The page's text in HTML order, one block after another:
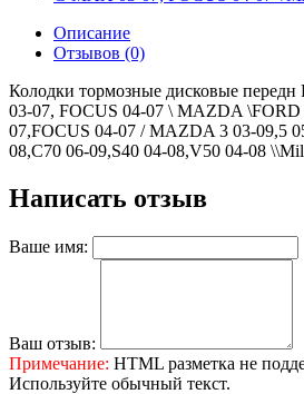
Описание
Отзывов (0)
Колодки тормозные дисковые
03-07, FOCUS 04-07 \ MAZDA
07,FOCUS 04-07 / MAZDA 3 03-09,5
08,C70 06-09,S40 04-08,V50 04-08
Написать отзыв
Ваше имя:
Ваш отзыв:
Примечание: HTML разметка не
Используйте обычный текст.